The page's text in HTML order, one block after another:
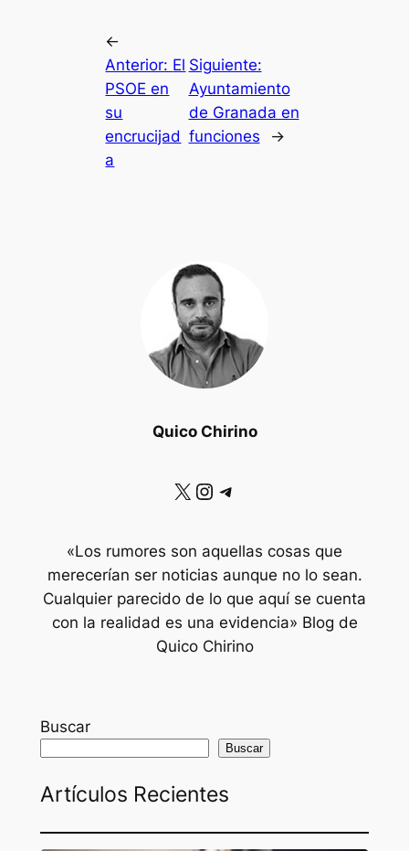
Quico Chirino
X Instagram Telegram
«Los rumores son aquellas cosas que
merecerían ser noticias aunque no lo sean.
Cualquier parecido de lo que aquí se cuenta
con la realidad es una evidencia» Blog de
Quico Chirino
←
Anterior: El
PSOE en
su
encrucijad
a
Siguiente:
Ayuntamiento
de Granada en
funciones
→
Buscar
Buscar
Artículos Recientes